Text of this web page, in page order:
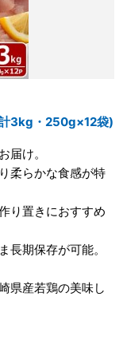
計3kg・250g×12袋)
届け。
柔らかな食感が特
り置きにおすすめ
長期保存が可能。
県産若鶏の美味し